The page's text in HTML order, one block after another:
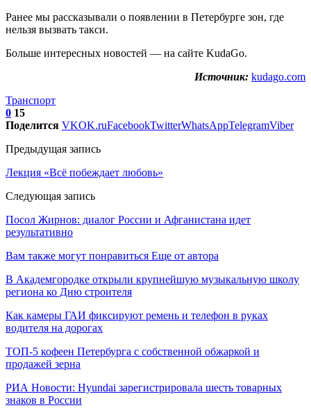
Ранее мы рассказывали о появлении в Петербурге зон, где
нельзя вызвать такси.
Больше интересных новостей — на сайте KudaGo.
Источник: kudago.com
Транспорт
0 15
Поделится VKOK.ruFacebookTwitterWhatsAppTelegramViber
Предыдущая запись
Лекция «Всё побеждает любовь»
Следующая запись
Посол Жирнов: диалог России и Афганистана идет
результативно
Вам также могут понравиться Еще от автора
В Академгородке открыли крупнейшую музыкальную школу
региона ко Дню строителя
Как камеры ГАИ фиксируют ремень и телефон в руках
водителя на дорогах
ТОП-5 кофеен Петербурга с собственной обжаркой и
продажей зерна
РИА Новости: Hyundai зарегистрировала шесть товарных
знаков в России